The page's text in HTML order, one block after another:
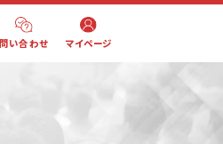
問い合わせ マイページ